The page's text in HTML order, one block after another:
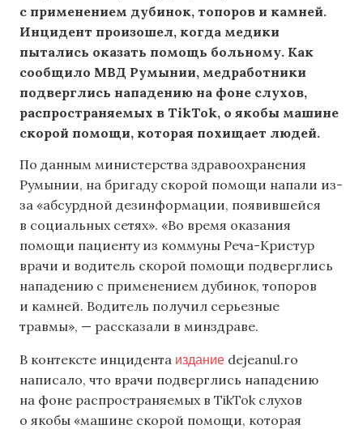
с применением дубинок, топоров и камней.
Инцидент произошел, когда медики
пытались оказать помощь больному. Как
сообщило МВД Румынии, медработники
подверглись нападению на фоне слухов,
распространяемых в TikTok, о якобы машине
скорой помощи, которая похищает людей.
По данным министерства здравоохранения
Румынии, на бригаду скорой помощи напали из-
за «абсурдной дезинформации, появившейся
в социальных сетях». «Во время оказания
помощи пациенту из коммуны Реча-Кристур
врачи и водитель скорой помощи подверглись
нападению с применением дубинок, топоров
и камней. Водитель получил серьезные
травмы», — рассказали в минздраве.
В контексте инцидента издание dejeanul.ro
написало, что врачи подверглись нападению
на фоне распространяемых в TikTok слухов
о якобы «машине скорой помощи, которая